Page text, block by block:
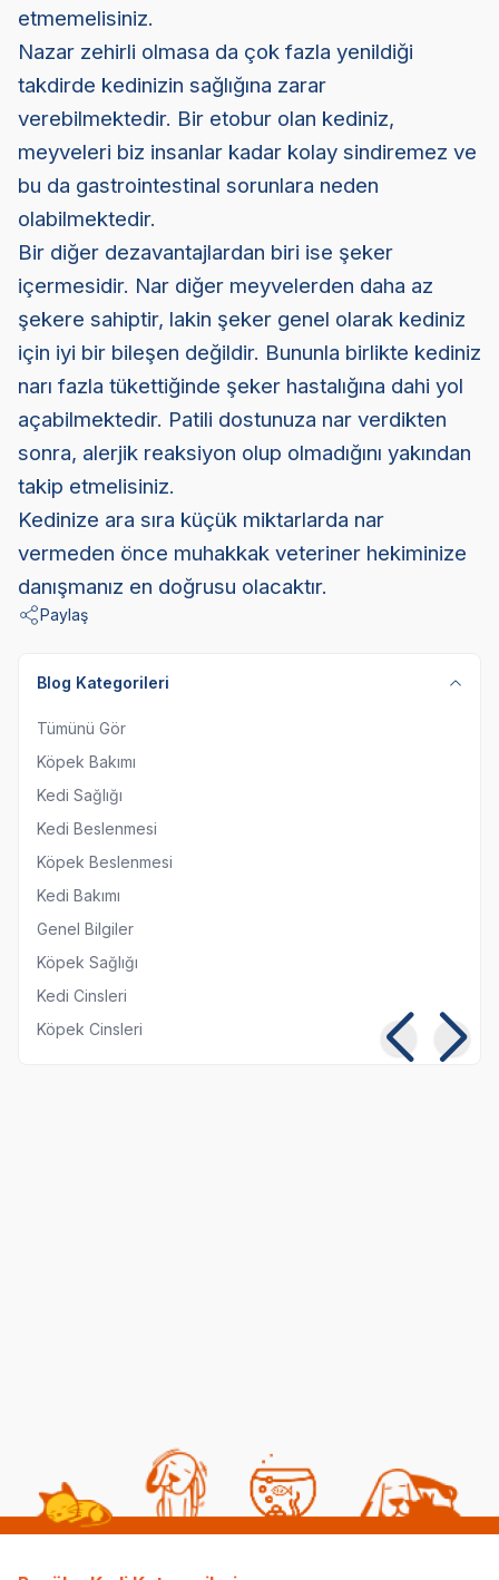
etmemelisiniz.
Nazar zehirli olmasa da çok fazla yenildiği
takdirde kedinizin sağlığına zarar
verebilmektedir. Bir etobur olan kediniz,
meyveleri biz insanlar kadar kolay sindiremez ve
bu da gastrointestinal sorunlara neden
olabilmektedir.
Bir diğer dezavantajlardan biri ise şeker
içermesidir. Nar diğer meyvelerden daha az
şekere sahiptir, lakin şeker genel olarak kediniz
için iyi bir bileşen değildir. Bununla birlikte kediniz
narı fazla tükettiğinde şeker hastalığına dahi yol
açabilmektedir. Patili dostunuza nar verdikten
sonra, alerjik reaksiyon olup olmadığını yakından
takip etmelisiniz.
Kedinize ara sıra küçük miktarlarda nar
vermeden önce muhakkak veteriner hekiminize
danışmanız en doğrusu olacaktır.
Paylaş
Blog Kategorileri
Tümünü Gör
Köpek Bakımı
Kedi Sağlığı
Kedi Beslenmesi
Köpek Beslenmesi
Kedi Bakımı
Genel Bilgiler
Köpek Sağlığı
Kedi Cinsleri
Köpek Cinsleri